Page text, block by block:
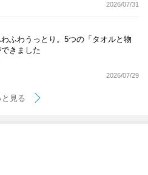
2026/07/31
わふわうっとり。5つの「タオルと物
きました
2026/07/29
と見る